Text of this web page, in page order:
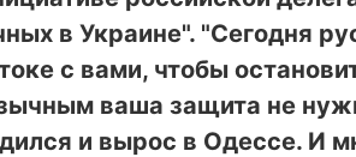
в Украине". "Сегодня
с вами, чтобы
ваша защита не
и вырос в Одессе. И